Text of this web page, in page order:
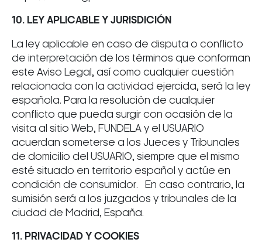
10. LEY APLICABLE Y JURISDICIÓN
La ley aplicable en caso de disputa o conflicto
de interpretación de los términos que conforman
este Aviso Legal, así como cualquier cuestión
relacionada con la actividad ejercida, será la ley
española. Para la resolución de cualquier
conflicto que pueda surgir con ocasión de la
visita al sitio Web, FUNDELA y el USUARIO
acuerdan someterse a los Jueces y Tribunales
de domicilio del USUARIO, siempre que el mismo
esté situado en territorio español y actúe en
condición de consumidor. En caso contrario, la
sumisión será a los juzgados y tribunales de la
ciudad de Madrid, España.
11. PRIVACIDAD Y COOKIES